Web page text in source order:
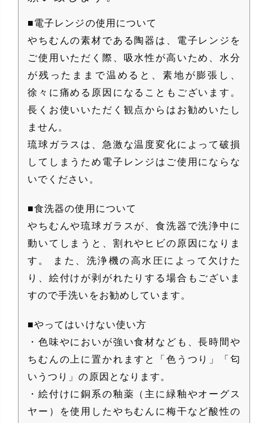
■電子レンジの使用について
やちむんの素材である陶器は、電子レンジを
ご使用いただく際、吸水性が高いため、水分
が残ったままで温めると、素地が膨張し、
徐々に痛める原因になることもございます。
長くお使いいただく観点からはお勧めいたし
ません。
琉球ガラスは、急激な温度変化によって破損
してしまうため電子レンジはご使用にならな
いでください。
■食洗器の使用について
やちむんや琉球ガラスが、食洗器で洗浄中に
動いてしまうと、割れやヒビの原因になりま
す。 また、洗浄機の高水圧によって欠けた
り、絵付けが剥がれたりする場合もございま
すので手洗いをお勧めしています。
■やってはいけない使い方
・色味やにおいが強い食材なども、長時間や
ちむんの上に置かれますと「色うつり」「匂
いうつり」の原因となります。
・絵付けに銅系の釉薬（主に緑釉やオーグス
ヤー）を使用したやちむんに梅干など酸性の